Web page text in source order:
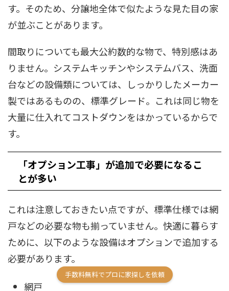
す。そのため、分譲地全体で似たような見た目の家
が並ぶことがあります。
間取りについても最大公約数的な物で、特別感はあ
りません。システムキッチンやシステムバス、洗面
台などの設備類については、しっかりしたメーカー
製ではあるものの、標準グレード。これは同じ物を
大量に仕入れてコストダウンをはかっているからで
す。
「オプション工事」が追加で必要になるこ
とが多い
これは注意しておきたい点ですが、標準仕様では網
戸などの必要な物も揃っていません。快適に暮らす
ために、以下のような設備はオプションで追加する
必要があります。
網戸
手数料無料でプロに家探しを依頼